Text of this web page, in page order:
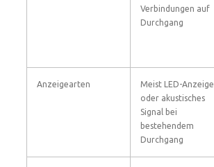
Verbindungen auf
Durchgang
Anzeigearten
Meist LED-Anzeige
oder akustisches
Signal bei
bestehendem
Durchgang